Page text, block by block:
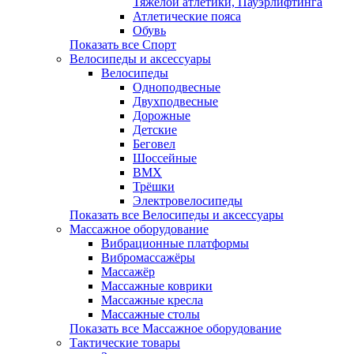
Атлетические пояса
Обувь
Показать все Спорт
Велосипеды и аксессуары
Велосипеды
Одноподвесные
Двухподвесные
Дорожные
Детские
Беговел
Шоссейные
BMX
Трёшки
Электровелосипеды
Показать все Велосипеды и аксессуары
Массажное оборудование
Вибрационные платформы
Вибромассажёры
Массажёр
Массажные коврики
Массажные кресла
Массажные столы
Показать все Массажное оборудование
Тактические товары